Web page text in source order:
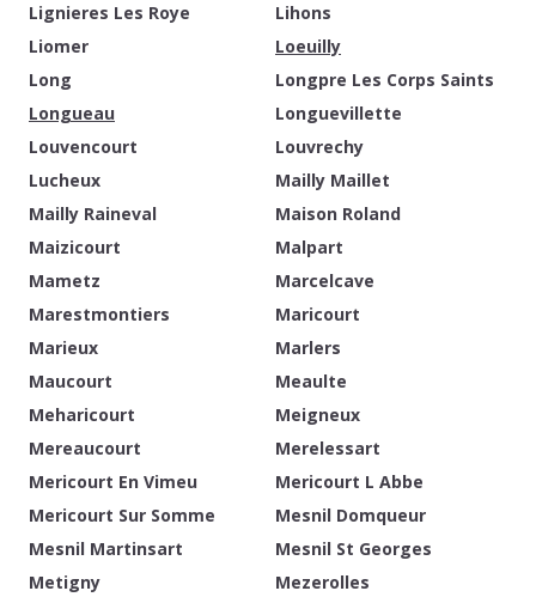
Lignieres Les Roye
Lihons
Liomer
Loeuilly
Long
Longpre Les Corps Saints
Longueau
Longuevillette
Louvencourt
Louvrechy
Lucheux
Mailly Maillet
Mailly Raineval
Maison Roland
Maizicourt
Malpart
Mametz
Marcelcave
Marestmontiers
Maricourt
Marieux
Marlers
Maucourt
Meaulte
Meharicourt
Meigneux
Mereaucourt
Merelessart
Mericourt En Vimeu
Mericourt L Abbe
Mericourt Sur Somme
Mesnil Domqueur
Mesnil Martinsart
Mesnil St Georges
Metigny
Mezerolles